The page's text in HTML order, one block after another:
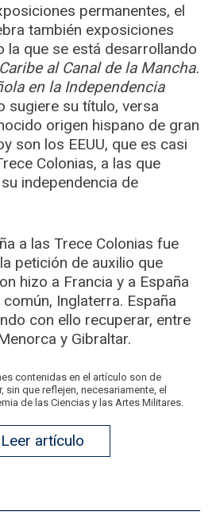
permanentes, el
también exposiciones
la que se está desarrollando
al Canal de la Mancha.
en la Independencia
sugiere su título, versa
origen hispano de gran
son los EEUU, que es casi
Colonias, a las que
independencia de
a las Trece Colonias fue
petición de auxilio que
hizo a Francia y a España
Inglaterra. España
con ello recuperar, entre
y Gibraltar.
contenidas en el artículo son de
que reflejen, necesariamente, el
de las Ciencias y las Artes Militares.
Leer artículo